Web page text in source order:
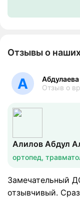
Отзывы о
А
Отзыв о
Алилов Абдул
ортопед,
Замечательный
отзывчивый.